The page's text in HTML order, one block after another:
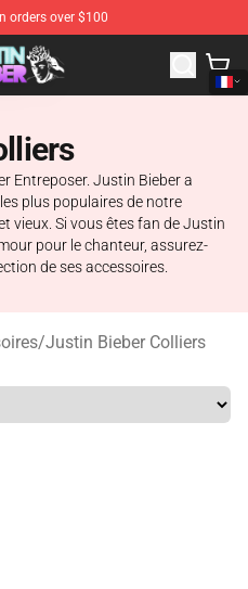
orders over $100
Justin Bieber Merchandise
Entreposer. Justin Bieber a
plus populaires de notre
vieux. Si vous êtes fan de Justin
pour le chanteur, assurez-
de ses accessoires.
/Justin Bieber Colliers